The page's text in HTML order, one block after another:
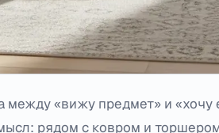
«вижу предмет» и «хочу
рядом с ковром и